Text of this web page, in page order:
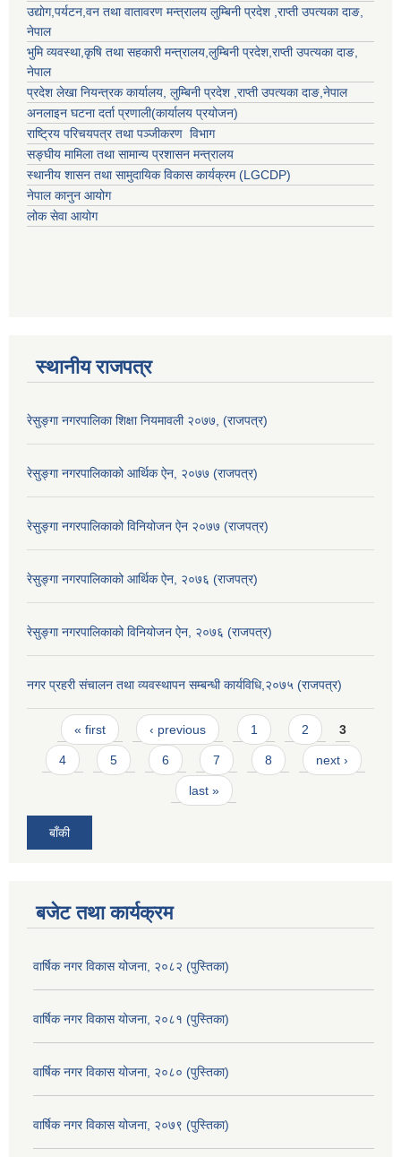
उद्याेग,पर्यटन,वन तथा वातावरण मन्त्रालय लुम्बिनी प्रदेश ,राप्ती उपत्यका दाङ,
नेपाल
भुमि व्यवस्था,कृषि तथा सहकारी मन्त्रालय,लुम्बिनी प्रदेश,राप्ती उपत्यका दाङ,
नेपाल
प्रदेश लेखा नियन्त्रक कार्यालय, लुम्बिनी प्रदेश ,राप्ती उपत्यका दाङ,नेपाल
अनलाइन घटना दर्ता प्रणाली(कार्यालय प्रयोजन)
राष्ट्रिय परिचयपत्र तथा पञ्जीकरण विभाग
सङ्घीय मामिला तथा सामान्य प्रशासन मन्त्रालय
स्थानीय शासन तथा सामुदायिक विकास कार्यक्रम (LGCDP)
नेपाल कानुन आयोग
लोक सेवा आयोग
स्थानीय राजपत्र
रेसुङ्गा नगरपालिका शिक्षा नियमावली २०७७, (राजपत्र)
रेसुङ्गा नगरपालिकाको आर्थिक ऐन, २०७७ (राजपत्र)
रेसुङ्गा नगरपालिकाको विनियोजन ऐन २०७७ (राजपत्र)
रेसुङ्गा नगरपालिकाको आर्थिक ऐन, २०७६ (राजपत्र)
रेसुङ्गा नगरपालिकाको विनियोजन ऐन, २०७६ (राजपत्र)
नगर प्रहरी संचालन तथा व्यवस्थापन सम्बन्धी कार्यविधि,२०७५ (राजपत्र)
Pages
« first ‹ previous 1 2 3
4 5 6 7 8 next ›
last »
बाँकी
बजेट तथा कार्यक्रम
वार्षिक नगर विकास योजना, २०८२ (पुस्तिका)
वार्षिक नगर विकास योजना, २०८१ (पुस्तिका)
वार्षिक नगर विकास योजना, २०८० (पुस्तिका)
वार्षिक नगर विकास योजना, २०७९ (पुस्तिका)